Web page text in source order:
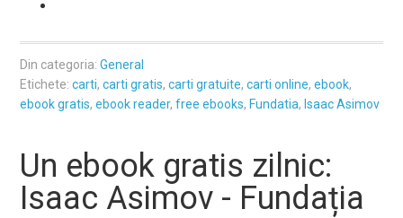
Din categoria:General
Etichete:carti,carti gratis,carti gratuite,carti online,ebook,
ebook gratis,ebook reader,free ebooks, Fundatia, Isaac Asimov
Un ebook gratis zilnic:
Isaac Asimov - Fundația